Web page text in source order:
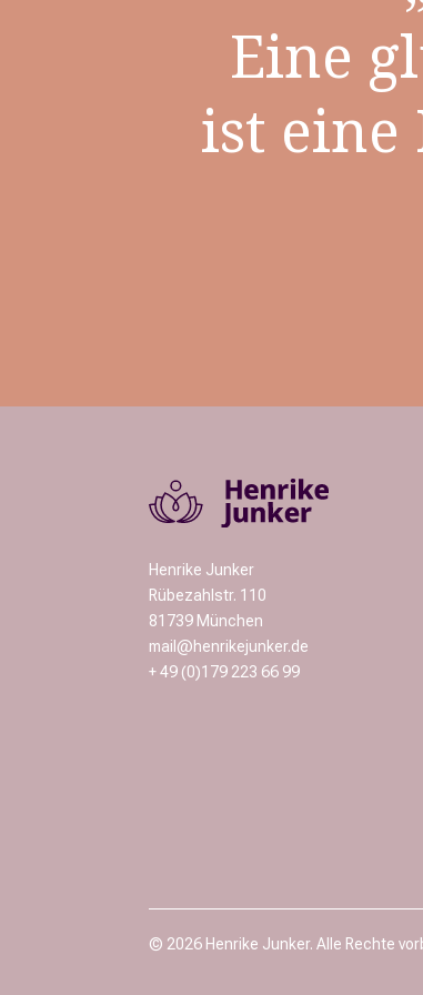
Eine
ist eine
Henrike Junker
Rübezahlstr. 110
81739 München
mail@henrikejunker.de
+ 49 (0)179 223 66 99
© 2026 Henrike Junker. Alle Rechte